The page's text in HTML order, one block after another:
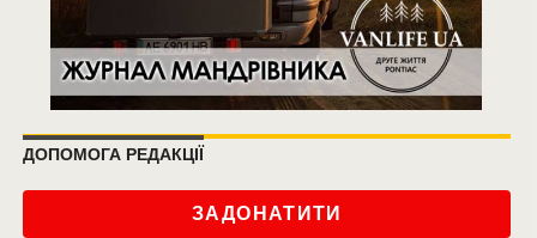
ДОПОМОГА РЕДАКЦІЇ
ЗАДОНАТИТИ